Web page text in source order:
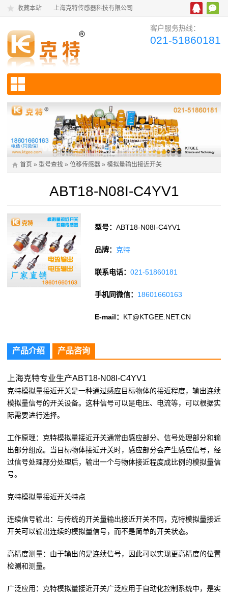
收藏本站 上海克特传感器科技有限公司
客户服务热线：
021-51860181
首页 » 型号查找 » 位移传感器 » 模拟量输出接近开关
ABT18-N08I-C4YV1
型号：ABT18-N08I-C4YV1
品牌： 克特
联系电话：021-51860181
手机同微信： 18601660163
E-mail： KT@KTGEE.NET.CN
产品介绍 产品咨询
上海克特专业生产ABT18-N08I-C4YV1
克特模拟量接近开关是一种通过感应目标物体的接近程度，输出连续
模拟量信号的开关设备。这种信号可以是电压、电流等，可以根据实
际需要进行选择。
工作原理：克特模拟量接近开关通常由感应部分、信号处理部分和输
出部分组成。当目标物体接近开关时，感应部分会产生感应信号，经
过信号处理部分处理后，输出一个与物体接近程度成比例的模拟量信
号。
克特模拟量接近开关特点
连续信号输出：与传统的开关量输出接近开关不同，克特模拟量接近
开关可以输出连续的模拟量信号，而不是简单的开关状态。
高精度测量：由于输出的是连续信号，因此可以实现更高精度的位置
检测和测量。
广泛应用：克特模拟量接近开关广泛应用于自动化控制系统中，是实